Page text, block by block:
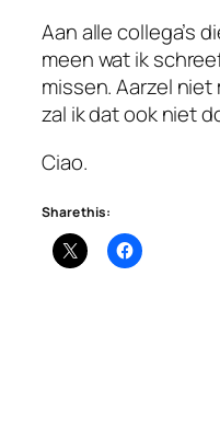
Aan alle collega’s
meen wat ik
missen. Aarzel
zal ik dat ook niet
Ciao.
Share this: